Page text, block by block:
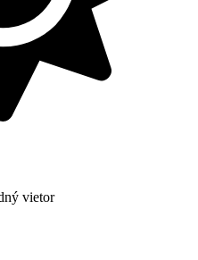
vietor